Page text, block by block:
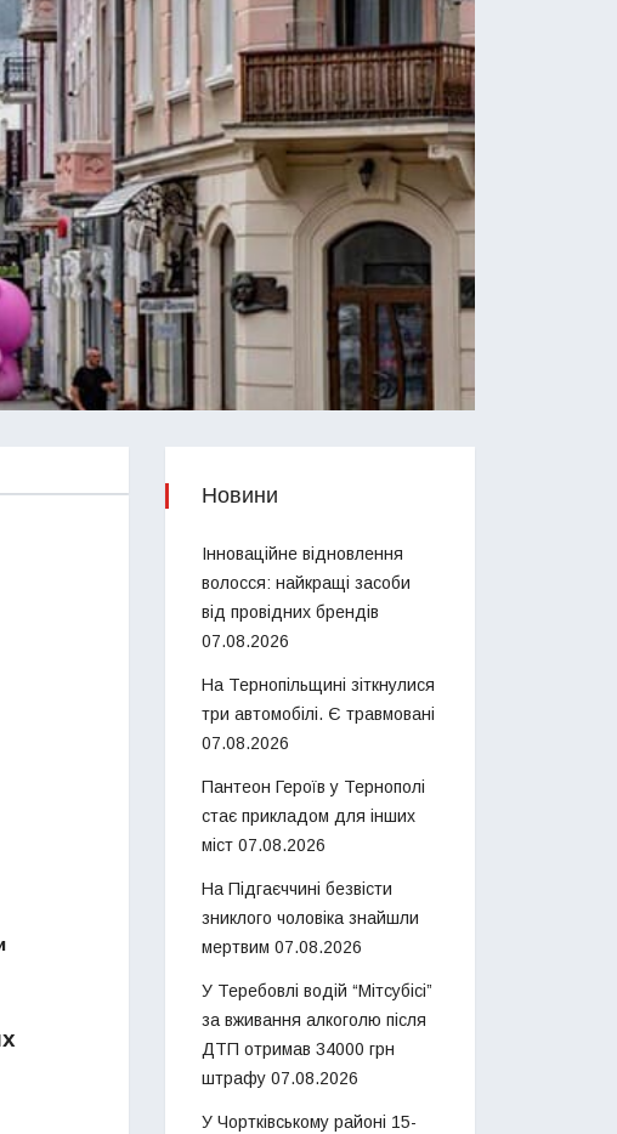
Новини
Інноваційне відновлення
волосся: найкращі засоби
від провідних брендів
07.08.2026
На Тернопільщині зіткнулися
три автомобілі. Є травмовані
07.08.2026
Пантеон Героїв у Тернополі
стає прикладом для інших
міст 07.08.2026
На Підгаєччині безвісти
зниклого чоловіка знайшли
мертвим 07.08.2026
У Теребовлі водій “Мітсубісі”
за вживання алкоголю після
ДТП отримав 34000 грн
штрафу 07.08.2026
У Чортківському районі 15-